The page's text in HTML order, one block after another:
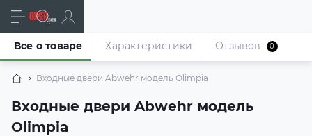
Входные двери Abwehr модель Olimpia
Входные двери Abwehr модель
Olimpia
Все о товаре Характеристики Отзывов 0